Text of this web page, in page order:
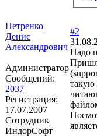
Петренко
Денис
Александрович
Администратор
Сообщений:
2037
Регистрация:
17.07.2007
Сотрудник
ИндорСофт
#2
Надо
такую